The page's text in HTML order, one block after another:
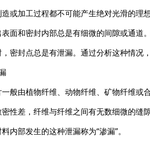
或加工过程都不可能产生绝对光滑的理
面和密封内部总是有细微的间隙或通道
密封点总是有泄漏。通过分析这种情况
般由植物纤维、动物纤维、矿物纤维或
性差，纤维与纤维之间有无数细微的缝
内部发生的这种泄漏称为“渗漏”。